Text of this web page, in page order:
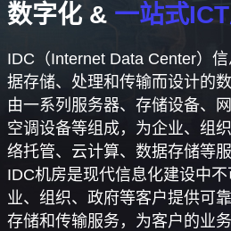
数字化 &
IDC（Internet Data Center）
据存储、处理和传输而设计的
由一系列服务器、存储设备、
空调设备等组成，为企业、组
络托管、云计算、数据存储等服
IDC机房是现代信息化建设中
业、组织、政府等客户提供可
存储和传输服务，为客户的业